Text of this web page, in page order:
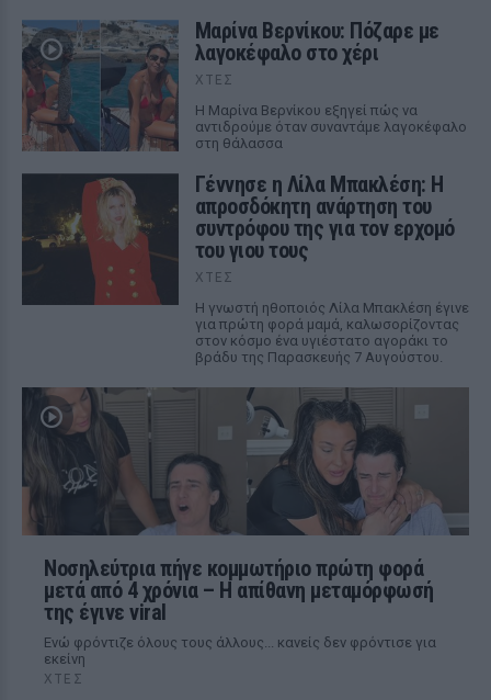
Μαρίνα Βερνίκου: Πόζαρε με
λαγοκέφαλο στο χέρι
ΧΤΕΣ
Η Μαρίνα Βερνίκου εξηγεί πώς να
αντιδρούμε όταν συναντάμε λαγοκέφαλο
στη θάλασσα
Γέννησε η Λίλα Μπακλέση: Η
απροσδόκητη ανάρτηση του
συντρόφου της για τον ερχομό
του γιου τους
ΧΤΕΣ
Η γνωστή ηθοποιός Λίλα Μπακλέση έγινε
για πρώτη φορά μαμά, καλωσορίζοντας
στον κόσμο ένα υγιέστατο αγοράκι το
βράδυ της Παρασκευής 7 Αυγούστου.
Νοσηλεύτρια πήγε κομμωτήριο πρώτη φορά
μετά από 4 χρόνια – Η απίθανη μεταμόρφωσή
της έγινε viral
Ενώ φρόντιζε όλους τους άλλους... κανείς δεν φρόντισε για
εκείνη
ΧΤΕΣ